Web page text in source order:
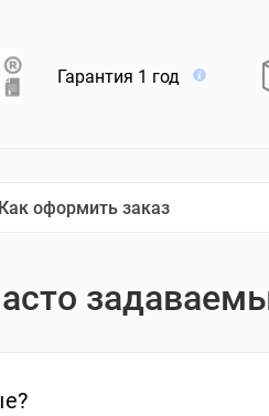
Гарантия 1 год
Как оформить заказ